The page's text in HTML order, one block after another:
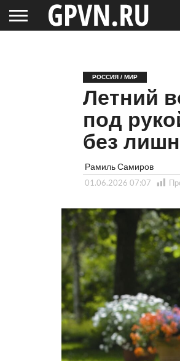
РОССИЯ / МИР
Летний
под
без
Рамиль Самиров
01.06.2026 07:07